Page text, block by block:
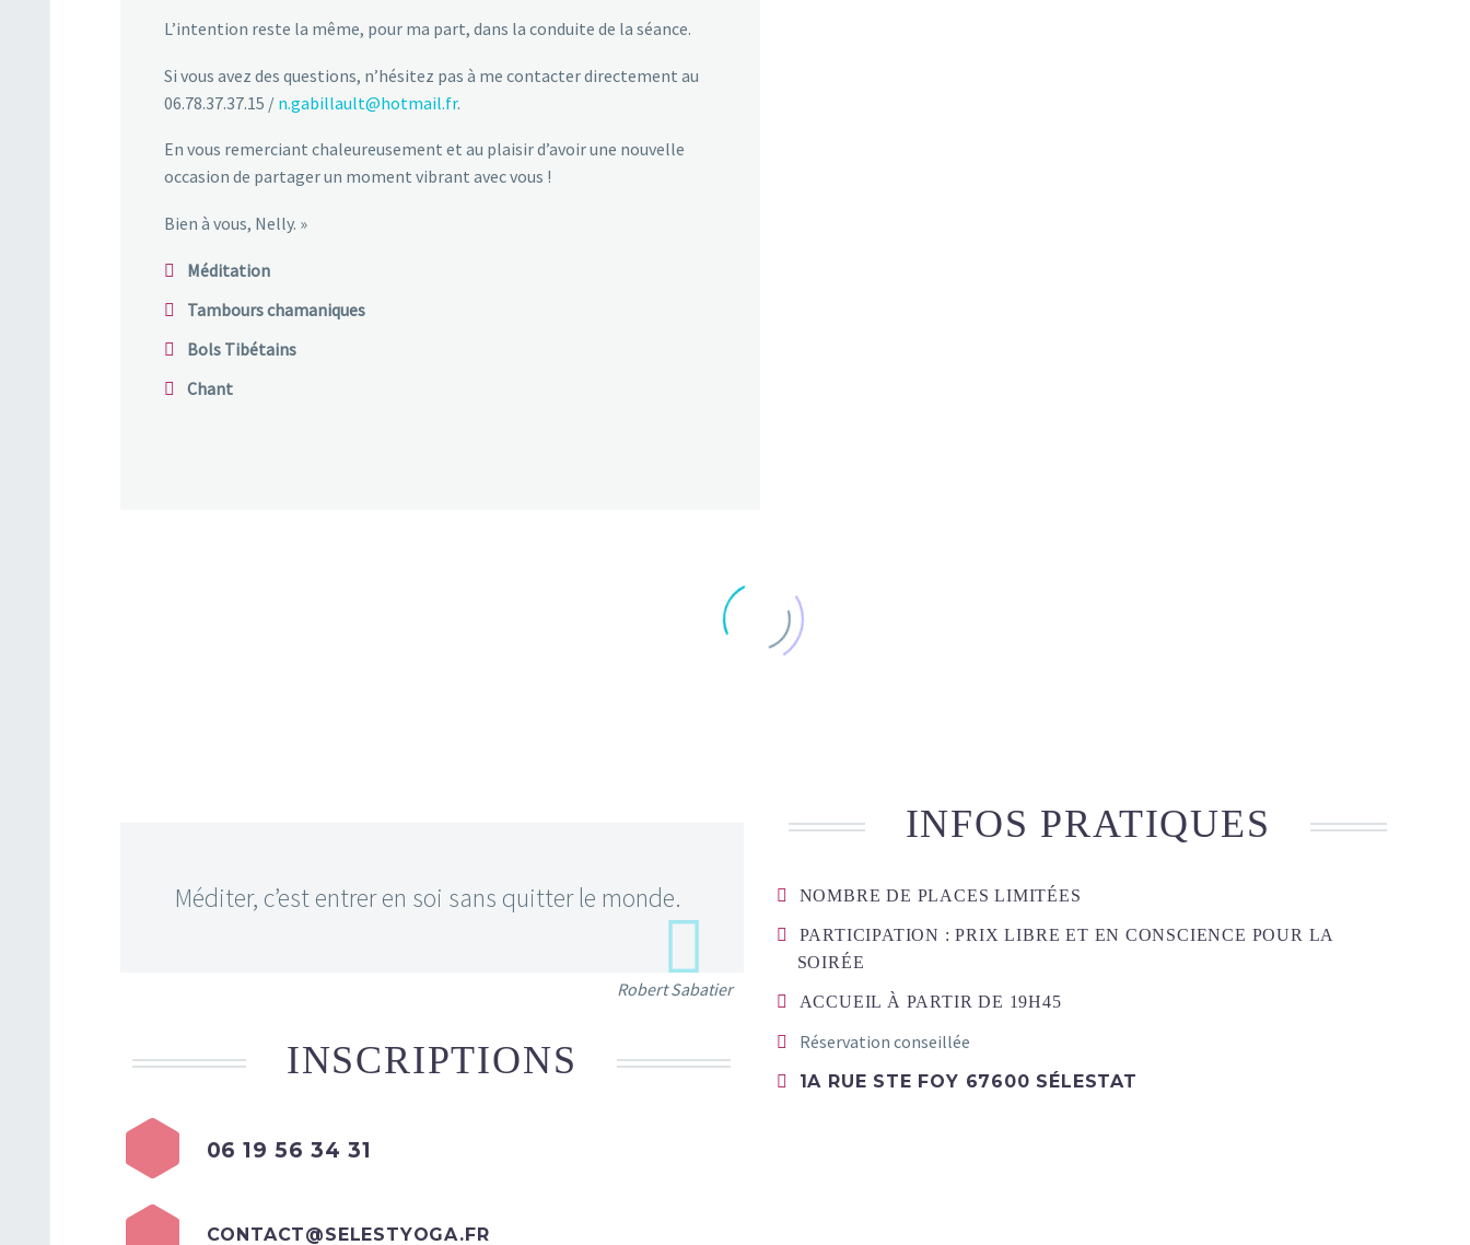
L’intention reste la même, pour ma part, dans la conduite de la séance.
Si vous avez des questions, n’hésitez pas à me contacter directement au
06.78.37.37.15 / n.gabillault@hotmail.fr.
En vous remerciant chaleureusement et au plaisir d’avoir une nouvelle
occasion de partager un moment vibrant avec vous !
Bien à vous, Nelly. »
Méditation
Tambours chamaniques
Bols Tibétains
Chant
Méditer, c’est entrer en soi sans quitter le monde.
Robert Sabatier
INSCRIPTIONS
06 19 56 34 31
CONTACT@SELESTYOGA.FR
INFOS PRATIQUES
NOMBRE DE PLACES LIMITÉES
PARTICIPATION : PRIX LIBRE ET EN CONSCIENCE POUR LA
SOIRÉE
ACCUEIL À PARTIR DE 19H45
Réservation conseillée
1A RUE STE FOY 67600 SÉLESTAT